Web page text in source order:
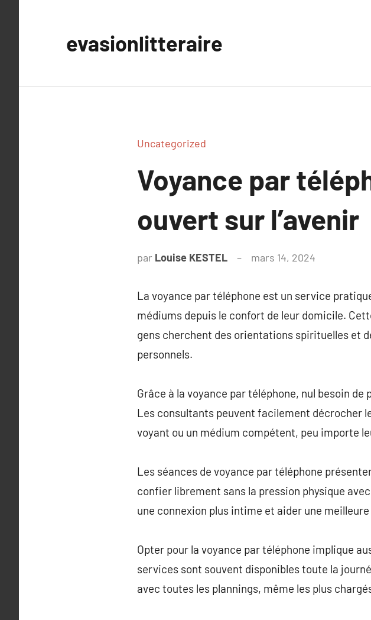
evasionlitteraire
Uncategorized
Voyance par
ouvert sur l’avenir
par Louise KESTEL mars 14, 2024
La voyance par téléphone est un service
médiums depuis le confort de leur domicile.
gens cherchent des orientations spirituelles et
personnels.
Grâce à la voyance par téléphone, nul besoin
Les consultants peuvent facilement décrocher
voyant ou un médium compétent, peu importe
Les séances de voyance par téléphone
confier librement sans la pression physique
une connexion plus intime et aider une
Opter pour la voyance par téléphone implique
services sont souvent disponibles toute la
avec toutes les plannings, même les plus